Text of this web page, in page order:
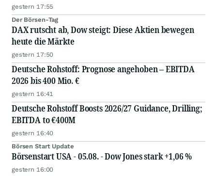
gestern 17:55
Der Börsen-Tag
DAX rutscht ab, Dow steigt: Diese Aktien bewegen
heute die Märkte
gestern 17:50
Deutsche Rohstoff: Prognose angehoben – EBITDA
2026 bis 400 Mio. €
gestern 16:41
Deutsche Rohstoff Boosts 2026/27 Guidance, Drilling;
EBITDA to €400M
gestern 16:40
Börsen Start Update
Börsenstart USA - 05.08. - Dow Jones stark +1,06 %
gestern 16:00